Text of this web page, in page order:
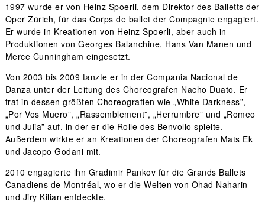
1997 wurde er von Heinz Spoerli, dem Direktor des Balletts der
Oper Zürich, für das Corps de ballet der Compagnie engagiert.
Er wurde in Kreationen von Heinz Spoerli, aber auch in
Produktionen von Georges Balanchine, Hans Van Manen und
Merce Cunningham eingesetzt.
Von 2003 bis 2009 tanzte er in der Compania Nacional de
Danza unter der Leitung des Choreografen Nacho Duato. Er
trat in dessen größten Choreografien wie „White Darkness”,
„Por Vos Muero”, „Rassemblement”, „Herrumbre” und „Romeo
und Julia” auf, in der er die Rolle des Benvolio spielte.
Außerdem wirkte er an Kreationen der Choreografen Mats Ek
und Jacopo Godani mit.
2010 engagierte ihn Gradimir Pankov für die Grands Ballets
Canadiens de Montréal, wo er die Welten von Ohad Naharin
und Jiry Kilian entdeckte.